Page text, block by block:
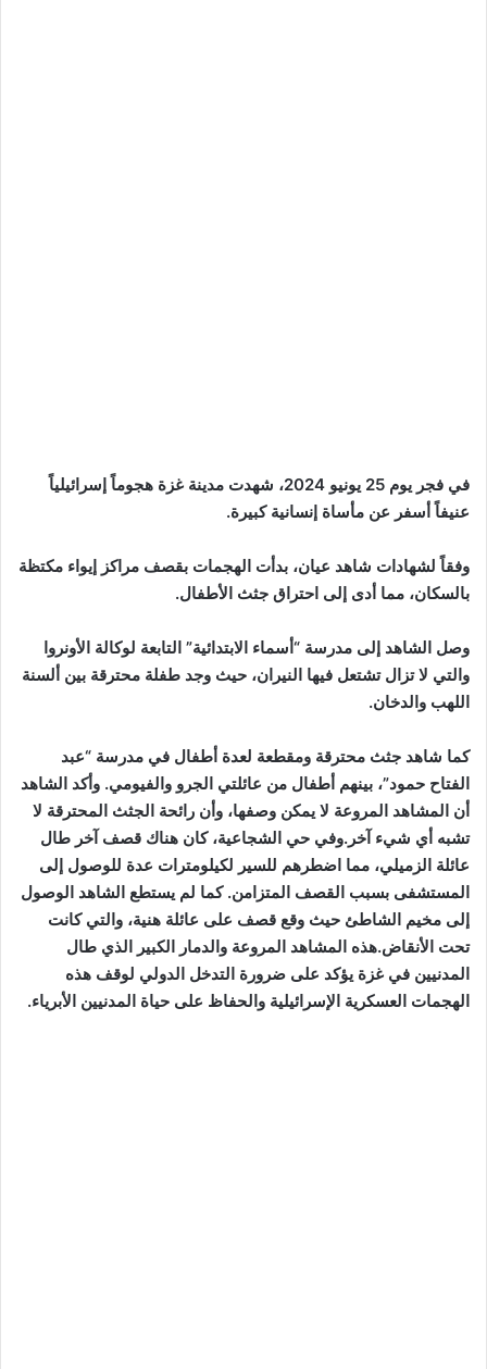
في فجر يوم 25 يونيو 2024، شهدت مدينة غزة هجوماً إسرائيلياً
عنيفاً أسفر عن مأساة إنسانية كبيرة.
وفقاً لشهادات شاهد عيان، بدأت الهجمات بقصف مراكز إيواء مكتظة
بالسكان، مما أدى إلى احتراق جثث الأطفال.
وصل الشاهد إلى مدرسة “أسماء الابتدائية” التابعة لوكالة الأونروا
والتي لا تزال تشتعل فيها النيران، حيث وجد طفلة محترقة بين ألسنة
اللهب والدخان.
كما شاهد جثث محترقة ومقطعة لعدة أطفال في مدرسة “عبد
الفتاح حمود”، بينهم أطفال من عائلتي الجرو والفيومي. وأكد الشاهد
أن المشاهد المروعة لا يمكن وصفها، وأن رائحة الجثث المحترقة لا
تشبه أي شيء آخر.وفي حي الشجاعية، كان هناك قصف آخر طال
عائلة الزميلي، مما اضطرهم للسير لكيلومترات عدة للوصول إلى
المستشفى بسبب القصف المتزامن. كما لم يستطع الشاهد الوصول
إلى مخيم الشاطئ حيث وقع قصف على عائلة هنية، والتي كانت
تحت الأنقاض.هذه المشاهد المروعة والدمار الكبير الذي طال
المدنيين في غزة يؤكد على ضرورة التدخل الدولي لوقف هذه
الهجمات العسكرية الإسرائيلية والحفاظ على حياة المدنيين الأبرياء.